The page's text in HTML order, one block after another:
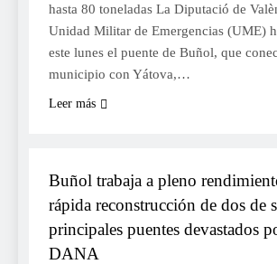
hasta 80 toneladas La Diputació de
Unidad Militar de Emergencias (UME)
este lunes el puente de Buñol, que
municipio con Yátova,…
Leer más
Buñol trabaja a pleno
rápida reconstrucción de dos de
principales puentes devastados
DANA